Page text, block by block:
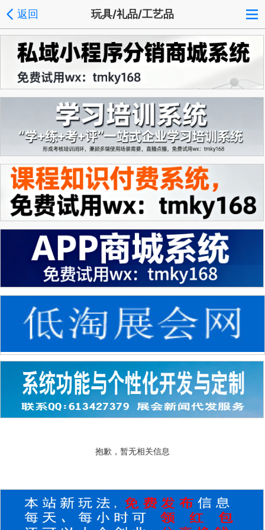
返回 玩具/礼品/工艺品
抱歉，暂无相关信息